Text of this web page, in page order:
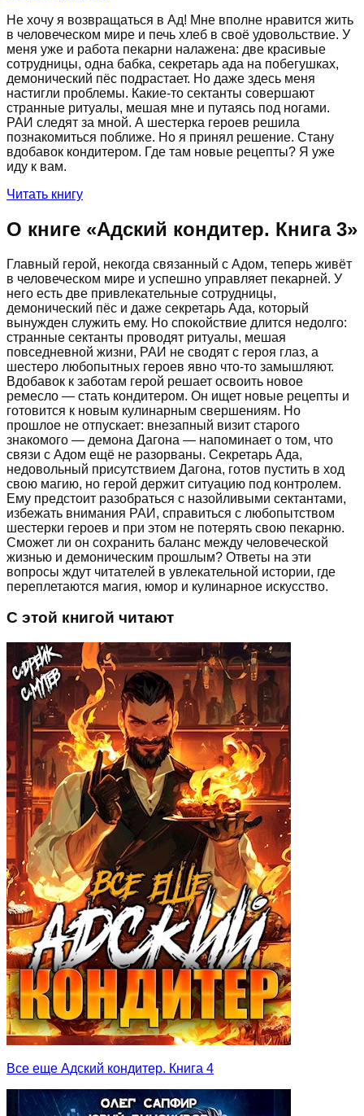
Не хочу я возвращаться в Ад! Мне вполне нравится жить
в человеческом мире и печь хлеб в своё удовольствие. У
меня уже и работа пекарни налажена: две красивые
сотрудницы, одна бабка, секретарь ада на побегушках,
демонический пёс подрастает. Но даже здесь меня
настигли проблемы. Какие-то сектанты совершают
странные ритуалы, мешая мне и путаясь под ногами.
РАИ следят за мной. А шестерка героев решила
познакомиться поближе. Но я принял решение. Стану
вдобавок кондитером. Где там новые рецепты? Я уже
иду к вам.
Читать книгу
О книге «Адский кондитер. Книга 3»
Главный герой, некогда связанный с Адом, теперь живёт
в человеческом мире и успешно управляет пекарней. У
него есть две привлекательные сотрудницы,
демонический пёс и даже секретарь Ада, который
вынужден служить ему. Но спокойствие длится недолго:
странные сектанты проводят ритуалы, мешая
повседневной жизни, РАИ не сводят с героя глаз, а
шестеро любопытных героев явно что-то замышляют.
Вдобавок к заботам герой решает освоить новое
ремесло — стать кондитером. Он ищет новые рецепты и
готовится к новым кулинарным свершениям. Но
прошлое не отпускает: внезапный визит старого
знакомого — демона Дагона — напоминает о том, что
связи с Адом ещё не разорваны. Секретарь Ада,
недовольный присутствием Дагона, готов пустить в ход
свою магию, но герой держит ситуацию под контролем.
Ему предстоит разобраться с назойливыми сектантами,
избежать внимания РАИ, справиться с любопытством
шестерки героев и при этом не потерять свою пекарню.
Сможет ли он сохранить баланс между человеческой
жизнью и демоническим прошлым? Ответы на эти
вопросы ждут читателей в увлекательной истории, где
переплетаются магия, юмор и кулинарное искусство.
С этой книгой читают
Все еще Адский кондитер. Книга 4